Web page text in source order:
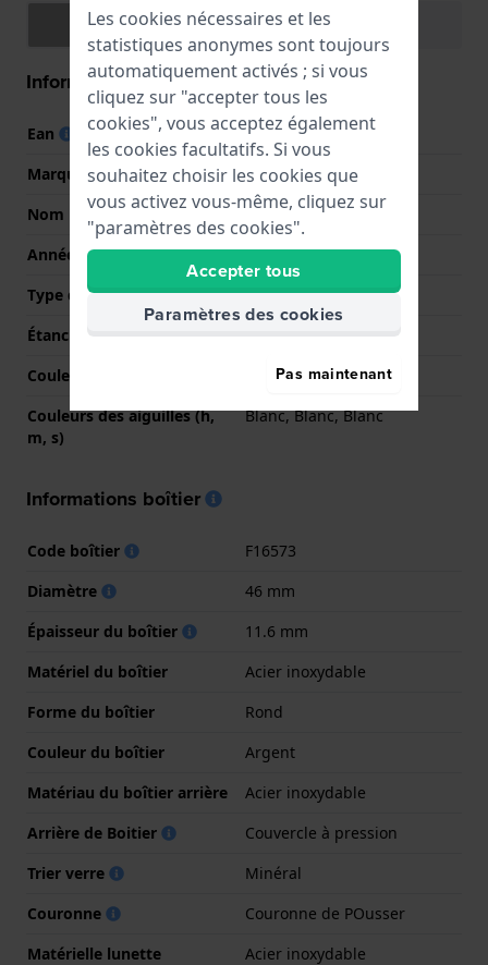
Spécifications Fonctions
Information Générale
Ean
8430622559020
Marque
Festina
Nom
Retrograde
Année
2011 Printemps / Été
Type d'affichage
Analogique
Étanchéité
5 Bar (douche)
Couleur du cadran
Bleu
Couleurs des aiguilles (h,
m, s)
Blanc, Blanc, Blanc
Informations boîtier
Code boîtier
F16573
Diamètre
46 mm
Épaisseur du boîtier
11.6 mm
Matériel du boîtier
Acier inoxydable
Forme du boîtier
Rond
Couleur du boîtier
Argent
Matériau du boîtier arrière
Acier inoxydable
Arrière de Boitier
Couvercle à pression
Trier verre
Minéral
Couronne
Couronne de POusser
Matérielle lunette
Acier inoxydable
Les cookies nécessaires et les
statistiques anonymes sont toujours
automatiquement activés ; si vous
cliquez sur "accepter tous les
cookies", vous acceptez également
les cookies facultatifs. Si vous
souhaitez choisir les cookies que
vous activez vous-même, cliquez sur
"paramètres des cookies".
Accepter tous
Paramètres des cookies
Pas maintenant